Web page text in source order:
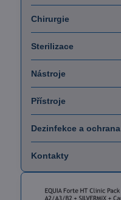
Chirurgie
Sterilizace
Nástroje
Přístroje
Dezinfekce a ochrana
Kontakty